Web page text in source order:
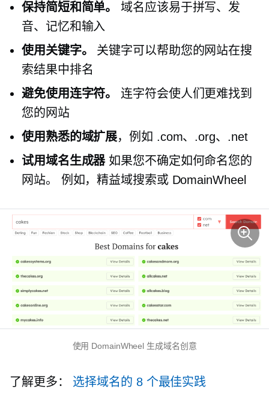
保持简短和简单。
域名应该易于拼写、发
音、记忆和输入
使用关键字。
关键字可以帮助您的网站在搜
索结果中排名
避免使用连字符。
连字符会使人们更难找到
您的网站
使用熟悉的域扩展，例如 .com、.org、.net
试用域名生成器如果您不确定如何命名您的
网站。 例如，精益域搜索或 DomainWheel
使用 DomainWheel 生成域名创意
了解更多： 选择域名的 8 个最佳实践